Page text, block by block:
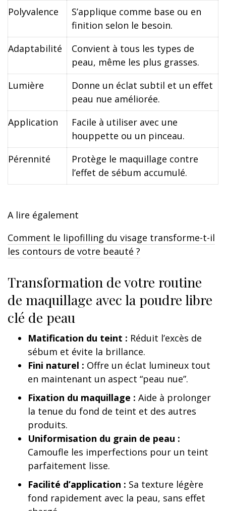
Polyvalence
S’applique comme base ou en
finition selon le besoin.
Adaptabilité
Convient à tous les types de
peau, même les plus grasses.
Lumière
Donne un éclat subtil et un effet
peau nue améliorée.
Application
Facile à utiliser avec une
houppette ou un pinceau.
Pérennité
Protège le maquillage contre
l’effet de sébum accumulé.
A lire également
Comment le lipofilling du visage transforme-t-il
les contours de votre beauté ?
Transformation de votre routine
de maquillage avec la poudre libre
clé de peau
Matification du teint : Réduit l’excès de
sébum et évite la brillance.
Fini naturel : Offre un éclat lumineux tout
en maintenant un aspect “peau nue”.
Fixation du maquillage : Aide à prolonger
la tenue du fond de teint et des autres
produits.
Uniformisation du grain de peau :
Camoufle les imperfections pour un teint
parfaitement lisse.
Facilité d’application : Sa texture légère
fond rapidement avec la peau, sans effet